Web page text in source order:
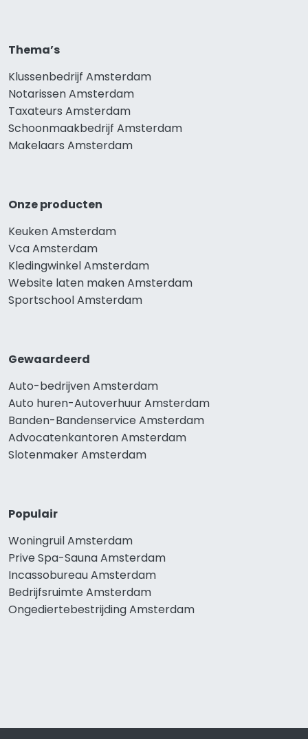
Thema’s
Klussenbedrijf Amsterdam
Notarissen Amsterdam
Taxateurs Amsterdam
Schoonmaakbedrijf Amsterdam
Makelaars Amsterdam
Onze producten
Keuken Amsterdam
Vca Amsterdam
Kledingwinkel Amsterdam
Website laten maken Amsterdam
Sportschool Amsterdam
Gewaardeerd
Auto-bedrijven Amsterdam
Auto huren-Autoverhuur Amsterdam
Banden-Bandenservice Amsterdam
Advocatenkantoren Amsterdam
Slotenmaker Amsterdam
Populair
Woningruil Amsterdam
Prive Spa-Sauna Amsterdam
Incassobureau Amsterdam
Bedrijfsruimte Amsterdam
Ongediertebestrijding Amsterdam